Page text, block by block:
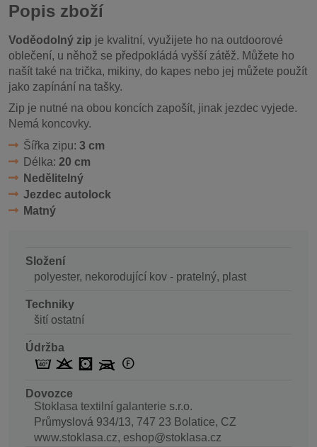
Popis zboží
Voděodolný zip je kvalitní, využijete ho na outdoorové
oblečení, u něhož se předpokládá vyšší zátěž. Můžete ho
našít také na trička, mikiny, do kapes nebo jej můžete použít
jako zapínání na tašky.
Zip je nutné na obou koncích zapošít, jinak jezdec vyjede.
Nemá koncovky.
Šířka zipu: 3 cm
Délka: 20 cm
Nedělitelný
Jezdec autolock
Matný
Složení
polyester, nekorodující kov - pratelný, plast
Techniky
šití ostatní
Údržba
Dovozce
Stoklasa textilní galanterie s.r.o.
Průmyslová 934/13, 747 23 Bolatice, CZ
www.stoklasa.cz, eshop@stoklasa.cz